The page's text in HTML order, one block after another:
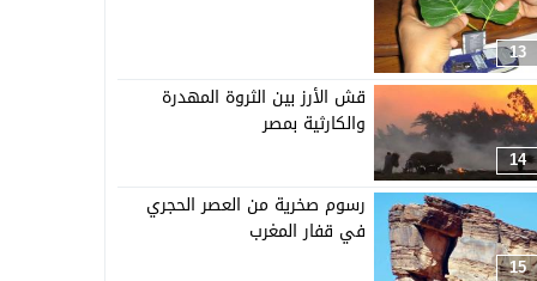
13
14
قش الأرز بين الثروة المهدرة
والكارثية بمصر
15
رسوم صخرية من العصر الحجري
في قفار المغرب